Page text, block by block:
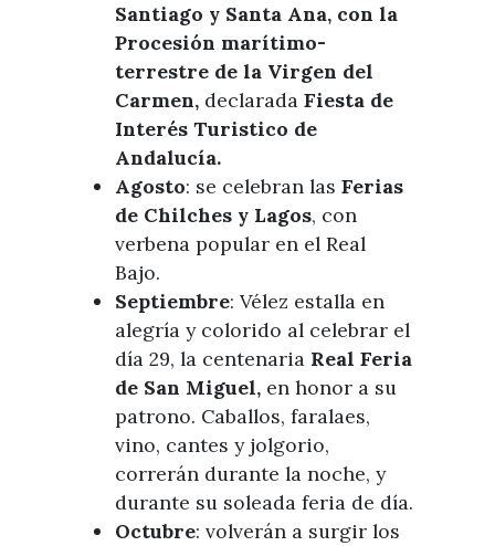
Santiago y Santa Ana, con la
Procesión marítimo-
terrestre de la Virgen del
Carmen, declarada Fiesta de
Interés Turistico de
Andalucía.
Agosto: se celebran las Ferias
de Chilches y Lagos, con
verbena popular en el Real
Bajo.
Septiembre: Vélez estalla en
alegría y colorido al celebrar el
día 29, la centenaria Real Feria
de San Miguel, en honor a su
patrono. Caballos, faralaes,
vino, cantes y jolgorio,
correrán durante la noche, y
durante su soleada feria de día.
Octubre: volverán a surgir los